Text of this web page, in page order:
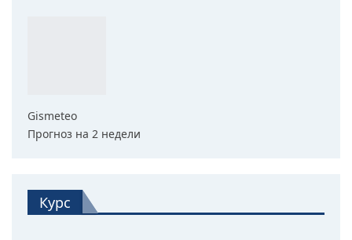
Gismeteo
Прогноз на 2 недели
Курс